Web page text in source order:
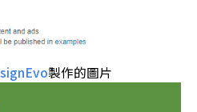
製作的圖片